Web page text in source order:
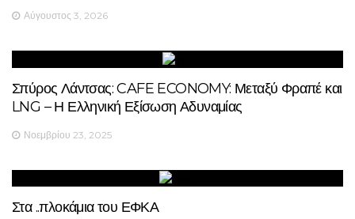
Αύγουστος 3, 2026
Σπύρος Λάντσας: CAFE ECONOMY: Μεταξύ Φραπέ και
LNG – Η Ελληνική Εξίσωση Αδυναμίας
Νοεμβρίου 23, 2025
Στα ..πλοκάμια του ΕΦΚΑ